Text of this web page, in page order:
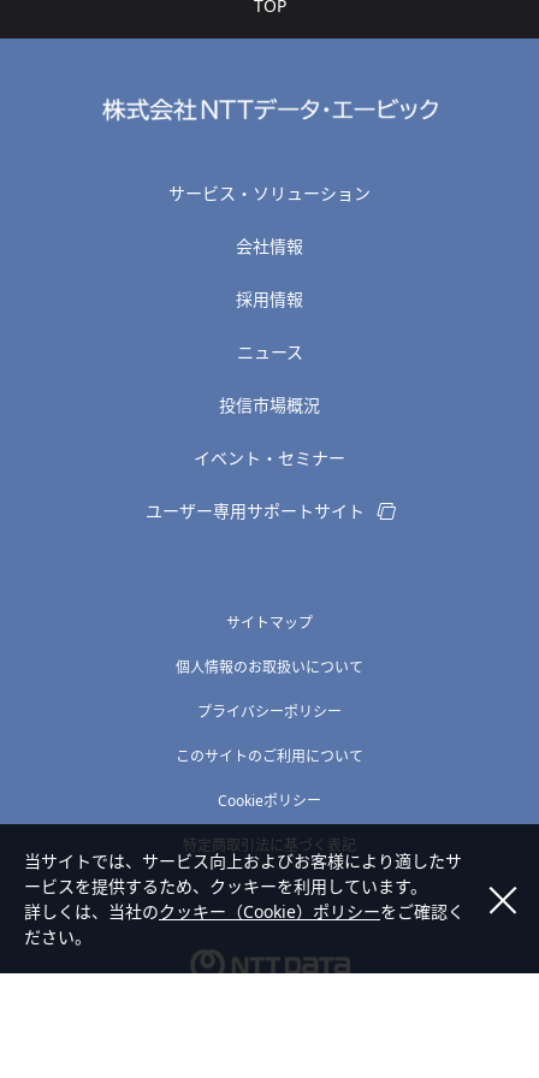
TOP
サービス・ソリューション
会社情報
採用情報
ニュース
投信市場概況
イベント・セミナー
ユーザー専用サポートサイト
サイトマップ
個人情報のお取扱いについて
プライバシーポリシー
このサイトのご利用について
Cookieポリシー
特定商取引法に基づく表記
当サイトでは、サービス向上およびお客様により適したサ
ービスを提供するため、クッキーを利用しています。
詳しくは、当社のクッキー（Cookie）ポリシーをご確認く
ださい。